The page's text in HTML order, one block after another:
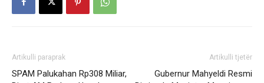
Artikulli paraprak
SPAM Palukahan Rp308 Miliar,
Artikulli tjetër
Gubernur Mahyeldi Resmi